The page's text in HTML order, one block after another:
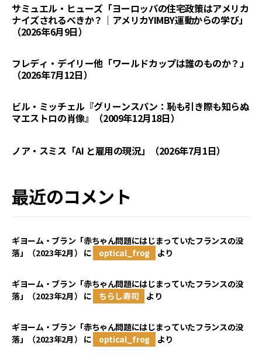
サミュエル・ヒューズ「ヨーロッパの住宅政策はアメリカ
ナイズされるべきか？｜アメリカYIMBY運動からの学び」
（2026年6月9日）
フレディ・デイリー他「ワールドカップは誰のものか？」
（2026年7月12日）
ビル・ミッチェル『グリーンスパン：恥も引き際も知らぬ
マエストロの肖像』（2009年12月18日）
ノア・スミス「AI と雇用の現況」（2026年7月1日）
最近のコメント
ギヨーム・ブラン「赤ちゃん問題にはじまっていたフランスの没
落」（2023年2月） に optical_frog より
ギヨーム・ブラン「赤ちゃん問題にはじまっていたフランスの没
落」（2023年2月） に ちらし寿司 より
ギヨーム・ブラン「赤ちゃん問題にはじまっていたフランスの没
落」（2023年2月） に optical_frog より